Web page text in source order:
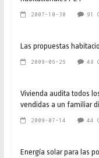
2007-10-30 91
Las propuestas
2009-06-26 48
Vivienda audita todos
vendidas a un familiar
2009-07-14 44
Energía solar para las